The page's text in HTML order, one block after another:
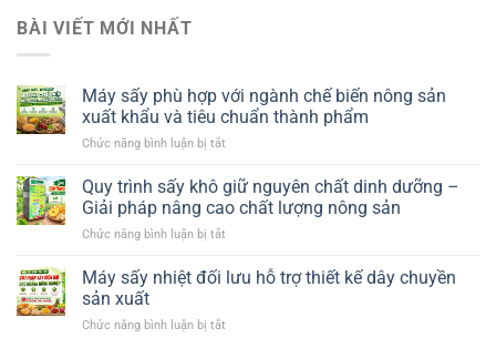
BÀI VIẾT MỚI NHẤT
Máy sấy phù hợp với ngành chế biến nông sản
xuất khẩu và tiêu chuẩn thành phẩm
Chức năng bình luận bị tắt
sấy
phù
hợp
chế
Quy trình sấy khô giữ nguyên chất dinh dưỡng –
Giải pháp nâng cao chất lượng nông sản
Chức năng bình luận bị tắt
trình
Máy sấy nhiệt đối lưu hỗ trợ thiết kế dây chuyền
sản xuất
Chức năng bình luận bị tắt